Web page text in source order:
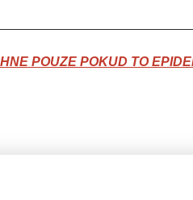
POUZE POKUD TO